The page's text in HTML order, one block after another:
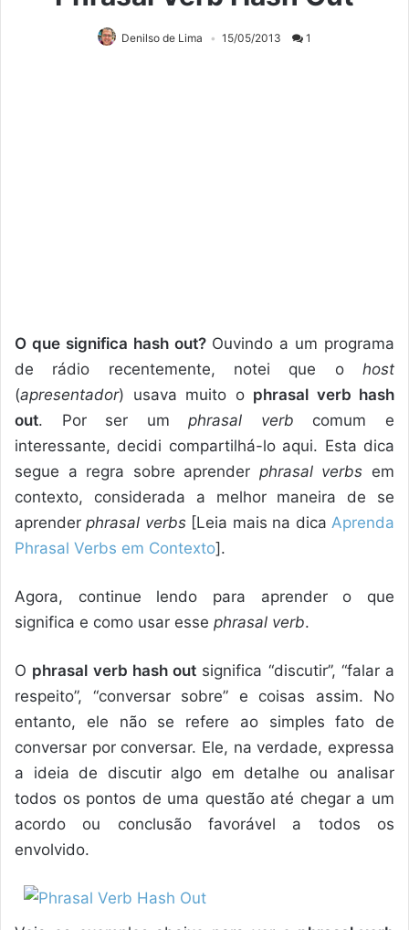
Denilso de Lima 15/05/2013 1
O que significa hash out?Ouvindo a um programa
de rádio recentemente, notei que o host
(apresentador) usava muito o phrasal verb hash
out. Por ser umphrasal verb comum e
interessante, decidi compartilhá-lo aqui. Esta dica
segue a regra sobre aprender phrasal verbs em
contexto, considerada a melhor maneira de se
aprenderphrasal verbs[Leia mais na dica Aprenda
Phrasal Verbs em Contexto].
Agora, continue lendo para aprender o que
significa e como usar esse phrasal verb.
O phrasal verb hash out significa “discutir”, “falar a
respeito”, “conversar sobre” e coisas assim. No
entanto, ele não se refere ao simples fato de
conversar por conversar. Ele, na verdade, expressa
a ideia de discutir algo em detalhe ou analisar
todos os pontos de uma questão até chegar a um
acordo ou conclusão favorável a todos os
envolvido.